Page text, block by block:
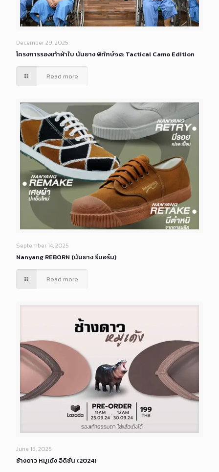
December 29, 2025
โครงการรองเท้าผ้าใบ นันยาง พิทักษ์๖๘: Tactical Camo Edition
Read more
September 14, 2025
Nanyang REBORN (นันยาง รีบอร์น)
Read more
June 13, 2025
ช้างดาว หมูเด้ง อิดิชั่น (2024)